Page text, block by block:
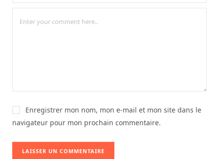
Enregistrer mon nom, mon e-mail et mon site dans le
navigateur pour mon prochain commentaire.